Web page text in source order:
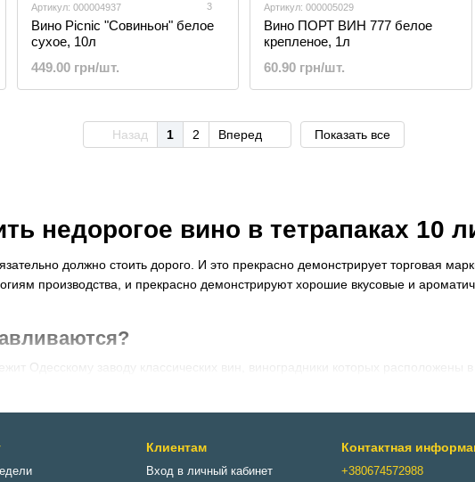
недорогое вино в тетрапаках 10
должно стоить дорого. И это прекрасно демонстрирует торговая
производства, и прекрасно демонстрируют хорошие вкусовые и
Одесскому заводу классических вин, виноградники которых расположены
и качественное вино с доставкой по Украине по ценам производителя.
Артикул: 000004937 3
Вино Picnic "Совиньон" белое
сухое, 10л
449.00 грн/шт.
Артикул: 000005029
Вино ПОРТ ВИН 777 белое
крепленое, 1л
60.90 грн/шт.
Назад 1 2 Вперед Показать все
Клиентам
Вход в личный кабинет
Контактная
+380674572988